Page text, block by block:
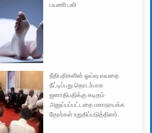
பயணி பலி
நீதிபதிகளின் ஓய்வு வயதை
நீட்டிப்பது தொடர்பாக
ஜனாதிபதிக்கு கடிதம்
அனுப்பப்பட்டதை மகாநாயக்க
தேரர்கள் உறுதிப்படுத்தினர்.